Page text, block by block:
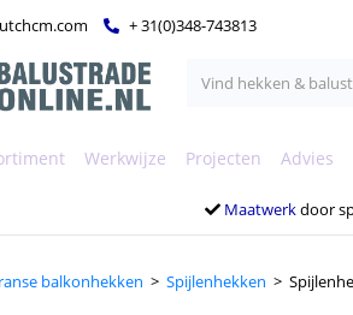
+ 31(0)348-743813
Werkwijze Projecten Advies
Maatwerkdoor
balkonhekken > Spijlenhekken >